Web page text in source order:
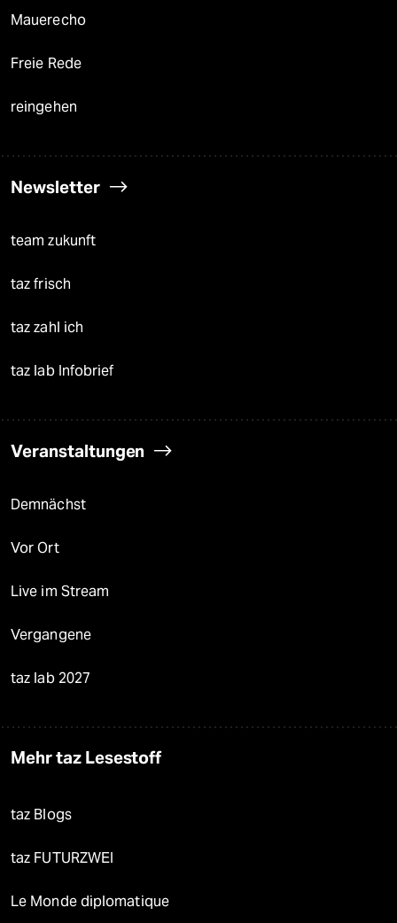
Mauerecho
Freie Rede
reingehen
Newsletter
team zukunft
taz frisch
taz zahl ich
taz lab Infobrief
Veranstaltungen
Demnächst
Vor Ort
Live im Stream
Vergangene
taz lab 2027
Mehr taz Lesestoff
taz Blogs
taz FUTURZWEI
Le Monde diplomatique